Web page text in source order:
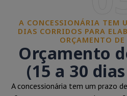
A CONCESSIONÁRIA TEM
DIAS CORRIDOS PARA
ORÇAMENTO
Orçamento
(15 a 30
A concessionária tem um prazo